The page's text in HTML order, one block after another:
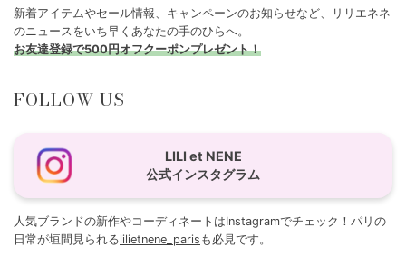
新着アイテムやセール情報、キャンペーンのお知らせなど、リリエネネ
のニュースをいち早くあなたの手のひらへ。
お友達登録で500円オフクーポンプレゼント！
FOLLOW US
LILI et NENE
公式インスタグラム
人気ブランドの新作やコーディネートはInstagramでチェック！パリの
日常が垣間見られるlilietnene_paris も必見です。